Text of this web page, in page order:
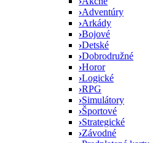
›Adventúry
›Arkády
›Bojové
›Detské
›Dobrodružné
›Horor
›Logické
›RPG
›Simulátory
›Športové
›Strategické
›Závodné